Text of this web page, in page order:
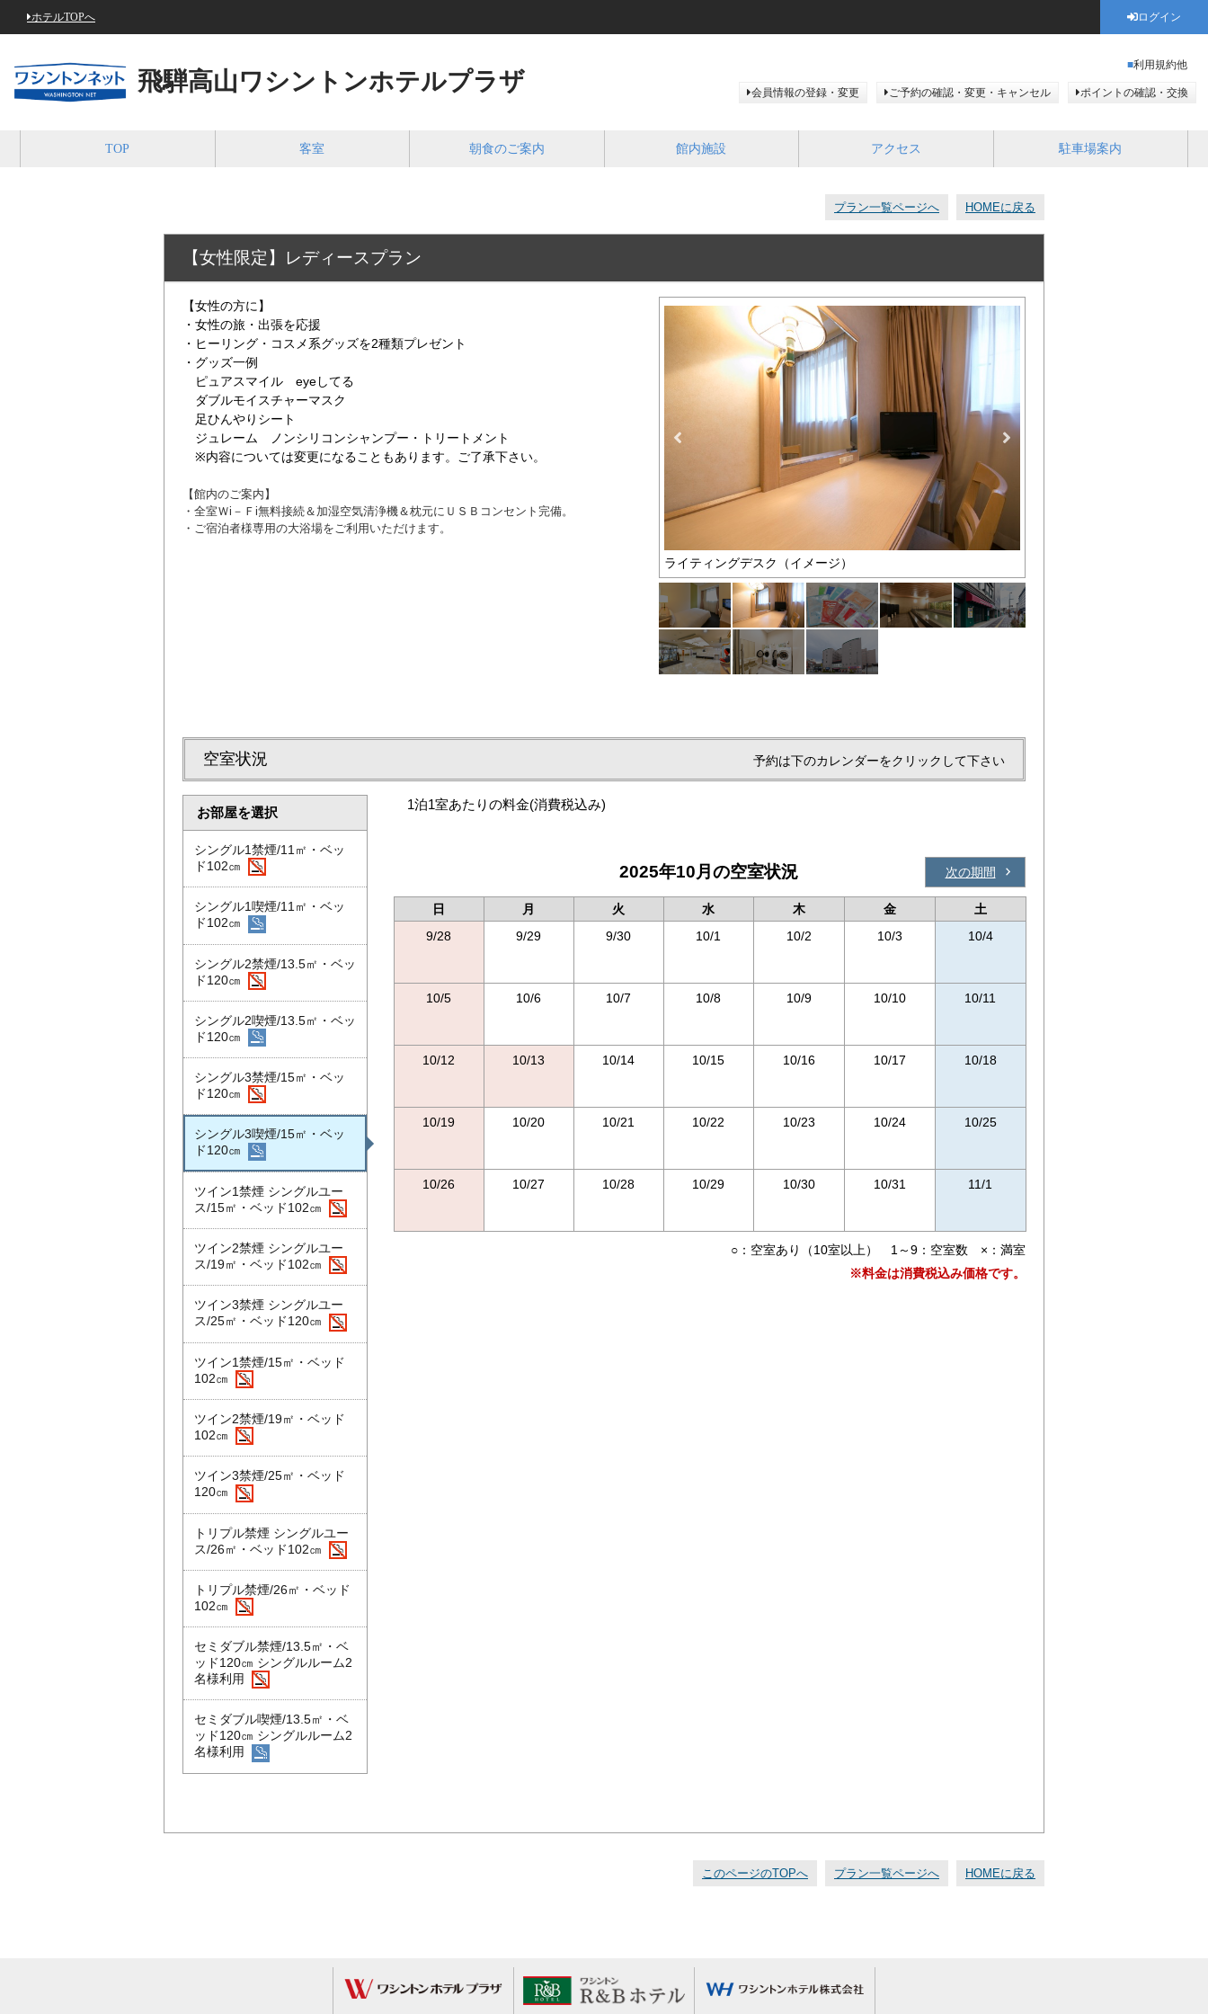
ホテルTOPへ ログイン
飛騨高山ワシントンホテルプラザ
利用規約他
会員情報の登録・変更 ご予約の確認・変更・キャンセル ポイントの確認・交換
TOP 客室 朝食のご案内 館内施設 アクセス 駐車場案内
プラン一覧ページへ HOMEに戻る
【女性限定】レディースプラン
【女性の方に】
・女性の旅・出張を応援
・ヒーリング・コスメ系グッズを2種類プレゼント
・グッズ一例
ピュアスマイル eyeしてる
ダブルモイスチャーマスク
足ひんやりシート
ジュレーム ノンシリコンシャンプー・トリートメント
※内容については変更になることもあります。ご了承下さい。
【館内のご案内】
・全室Ｗi－Ｆi無料接続＆加湿空気清浄機＆枕元にＵＳＢコンセント完備。
・ご宿泊者様専用の大浴場をご利用いただけます。
ライティングデスク（イメージ）
空室状況 予約は下のカレンダーをクリックして下さい
お部屋を選択
シングル1禁煙/11㎡・ベッ
ド102㎝
シングル1喫煙/11㎡・ベッ
ド102㎝
シングル2禁煙/13.5㎡・ベッ
ド120㎝
シングル2喫煙/13.5㎡・ベッ
ド120㎝
シングル3禁煙/15㎡・ベッ
ド120㎝
シングル3喫煙/15㎡・ベッ
ド120㎝
ツイン1禁煙 シングルユー
ス/15㎡・ベッド102㎝
ツイン2禁煙 シングルユー
ス/19㎡・ベッド102㎝
ツイン3禁煙 シングルユー
ス/25㎡・ベッド120㎝
ツイン1禁煙/15㎡・ベッド
102㎝
ツイン2禁煙/19㎡・ベッド
102㎝
ツイン3禁煙/25㎡・ベッド
120㎝
トリプル禁煙 シングルユー
ス/26㎡・ベッド102㎝
トリプル禁煙/26㎡・ベッド
102㎝
セミダブル禁煙/13.5㎡・ベ
ッド120㎝ シングルルーム2
名様利用
セミダブル喫煙/13.5㎡・ベ
ッド120㎝ シングルルーム2
名様利用
1泊1室あたりの料金(消費税込み)
2025年10月の空室状況 次の期間
日 月 火 水 木 金
土
9/28
9/29 9/30 10/1 10/2 10/3 10/4
10/5 10/6 10/7 10/8 10/9 10/10 10/11
10/12 10/13 10/14 10/15 10/16 10/17 10/18
10/19 10/20 10/21 10/22 10/23 10/24 10/25
10/26 10/27 10/28 10/29 10/30 10/31 11/1
○：空室あり（10室以上） 1～9：空室数 ×：満室
※料金は消費税込み価格です。
このページのTOPへ プラン一覧ページへ HOMEに戻る